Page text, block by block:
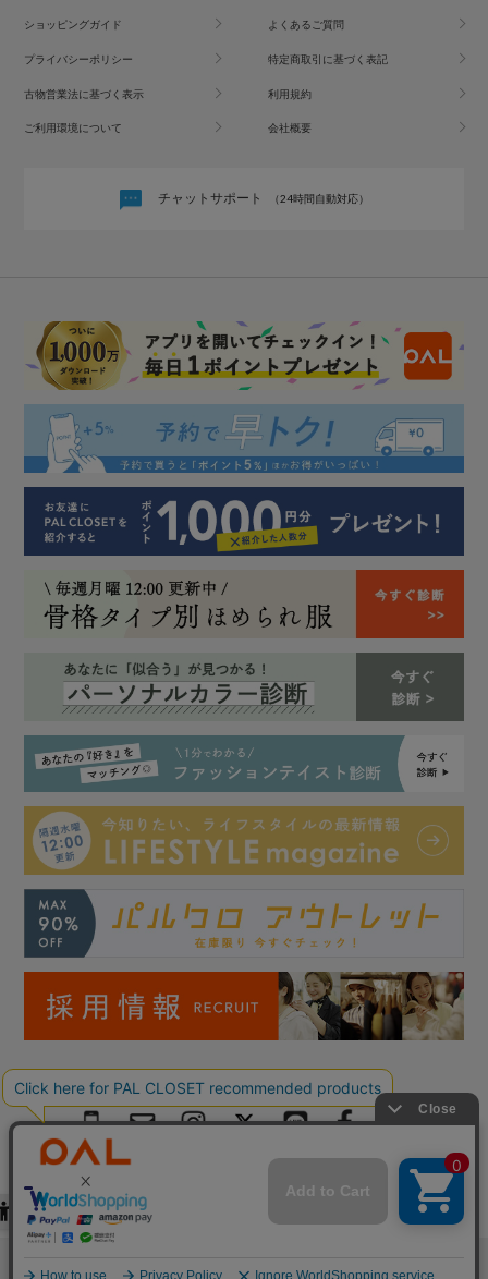
ショッピングガイド よくあるご質問
プライバシーポリシー 特定商取引に基づく表記
古物営業法に基づく表示 利用規約
ご利用環境について 会社概要
チャットサポート （24時間自動対応）